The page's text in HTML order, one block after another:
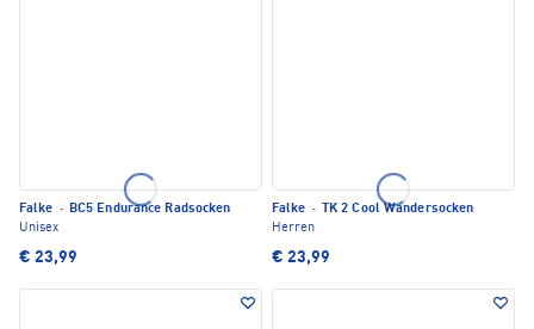
Falke · BC5 Endurance Radsocken
Unisex
€ 23,99
Falke ·
TK 2 Cool Wandersocken
Herren
€ 23,99